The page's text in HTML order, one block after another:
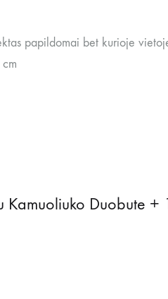
papildomai bet kurioje
Kamuoliuko Duobute